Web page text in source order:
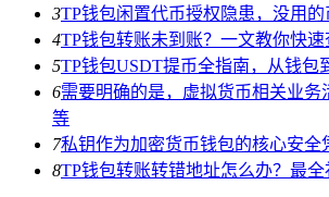
3TP钱包闲置代币授权隐患，没用
4TP钱包转账未到账？一文教你快
5TP钱包USDT提币全指南，从钱包
6需要明确的是，虚拟货币相关业
等
7私钥作为加密货币钱包的核心安
8TP钱包转账转错地址怎么办？最